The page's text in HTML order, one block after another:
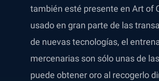
también esté presente en Art of
usado en gran parte de las
de nuevas tecnologías, el
mercenarias son sólo unas de
puede obtener oro al recogerlo